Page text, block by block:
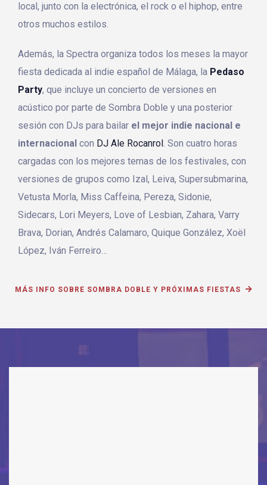
local, junto con la electrónica, el rock o el hiphop, entre
otros muchos estilos.
Además, la Spectra organiza todos los meses la mayor
fiesta dedicada al indie español de Málaga, la Pedaso
Party, que incluye un concierto de versiones en
acústico por parte de Sombra Doble y una posterior
sesión con DJs para bailar el mejor indie nacional e
internacional con DJ Ale Rocanrol. Son cuatro horas
cargadas con los mejores temas de los festivales, con
versiones de grupos como Izal, Leiva, Supersubmarina,
Vetusta Morla, Miss Caffeina, Pereza, Sidonie,
Sidecars, Lori Meyers, Love of Lesbian, Zahara, Varry
Brava, Dorian, Andrés Calamaro, Quique González, Xoël
López, Iván Ferreiro…
MÁS INFO SOBRE SOMBRA DOBLE Y PRÓXIMAS FIESTAS